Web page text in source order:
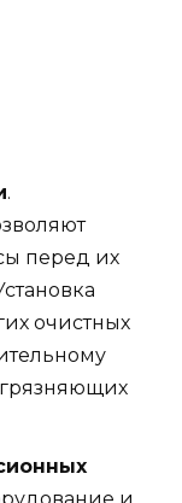
.
перед их
очистных